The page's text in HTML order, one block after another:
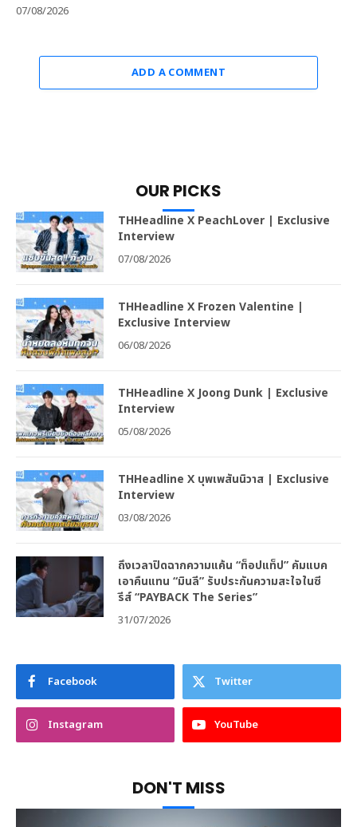
07/08/2026
ADD A COMMENT
OUR PICKS
THHeadline X PeachLover | Exclusive
Interview
07/08/2026
THHeadline X Frozen Valentine |
Exclusive Interview
06/08/2026
THHeadline X Joong Dunk | Exclusive
Interview
05/08/2026
THHeadline X บุพเพสันนิวาส | Exclusive
Interview
03/08/2026
ถึงเวลาปิดฉากความแค้น “ท็อปแท็ป” คัมแบค
เอาคืนแทน “มินลี” รับประกันความสะใจในซี
รีส์ “PAYBACK The Series”
31/07/2026
Facebook Twitter
Instagram YouTube
DON'T MISS